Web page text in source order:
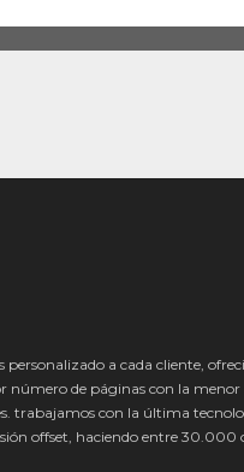
personalizado a cada cliente,
número de páginas con la
trabajamos con la última
offset, haciendo entre